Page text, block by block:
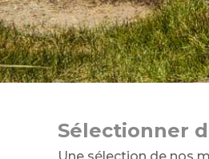
Sélectionner